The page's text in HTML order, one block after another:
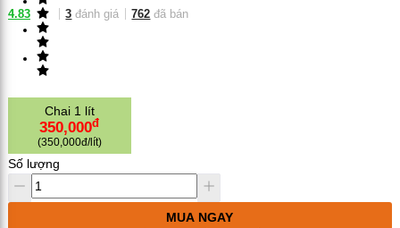
4.83 3 đánh giá 762 đã bán
Chai 1 lít
350,000đ
(350,000đ/lít)
Số lượng
MUA NGAY